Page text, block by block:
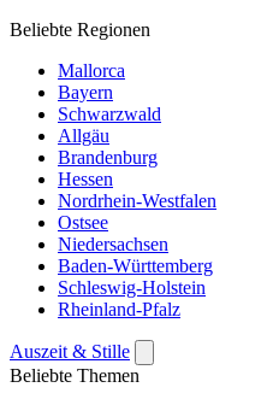
Beliebte Regionen
Mallorca
Bayern
Schwarzwald
Allgäu
Brandenburg
Hessen
Nordrhein-Westfalen
Ostsee
Niedersachsen
Baden-Württemberg
Schleswig-Holstein
Rheinland-Pfalz
Auszeit & Stille
Beliebte Themen